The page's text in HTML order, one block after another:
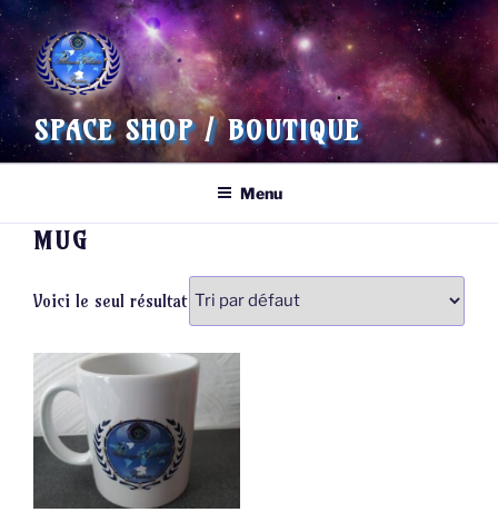
Aller
au
contenu
principal
SPACE SHOP / BOUTIQUE
Menu
MUG
Voici le seul résultat